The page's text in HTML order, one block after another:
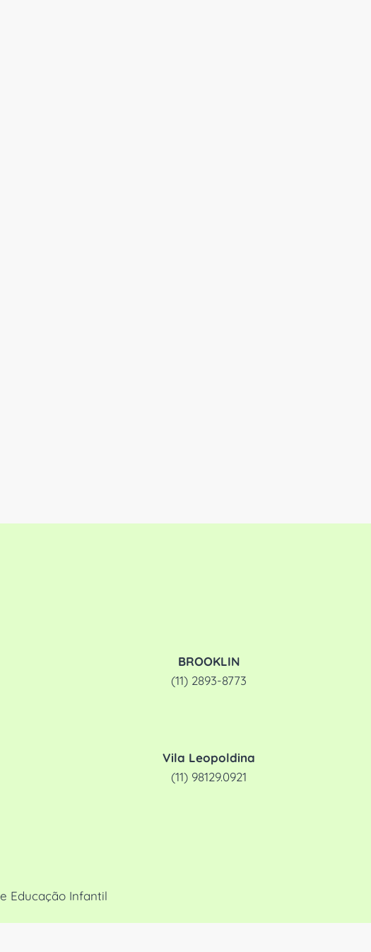
BROOKLIN
(11) 2893-8773
Vila Leopoldina
(11) 98129.0921
Educação Infantil